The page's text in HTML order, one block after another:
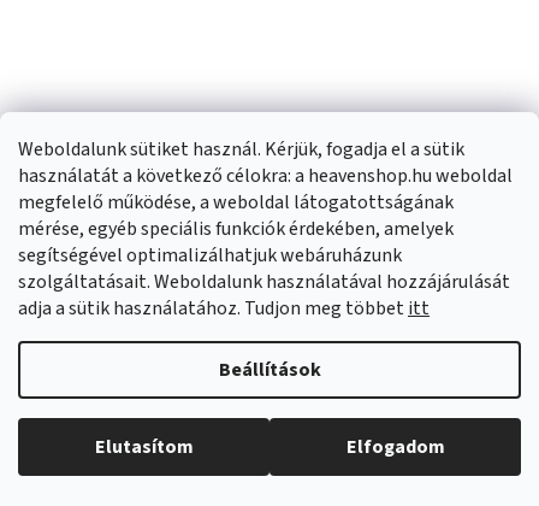
Weboldalunk sütiket használ. Kérjük, fogadja el a sütik
használatát a következő célokra: a heavenshop.hu weboldal
megfelelő működése, a weboldal látogatottságának
mérése, egyéb speciális funkciók érdekében, amelyek
segítségével optimalizálhatjuk webáruházunk
szolgáltatásait. Weboldalunk használatával hozzájárulását
adja a sütik használatához. Tudjon meg többetitt
Beállítások
Elutasítom Elfogadom
Mexen Oval, szabadon
álló fali kád 180 x 80
cm, fehér, fekete matt
túlfolyó, 52671808000-
70
Raktáron (11 db )
355 590 Ft
KOSÁRBA
Mexen Oval, szabadon
álló fali kád 170 x 80
cm, fehér, fekete matt
túlfolyó, 52671708000-
70
Pillanatnyilag nem elérhető
(>20 db )
339 490 Ft
KOSÁRBA